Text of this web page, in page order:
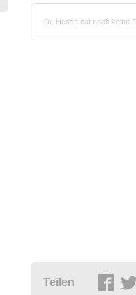
Dr. Hesse hat noch keine
Teilen